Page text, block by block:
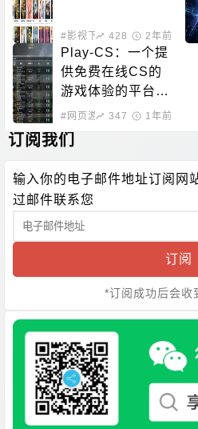
#影视下载 #在线影音
428 2年前
Play-CS：一个提
供免费在线CS的
游戏体验的平台，
无需下载即可畅玩
#网页游戏 347 1年前
订阅我们
输入你的电子邮件地址订阅网
过邮件联系您
订阅
*订阅成功后会收